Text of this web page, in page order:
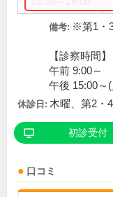
備考: ※第1・
【診察時間】
午前 9:00～
午後 15:00～
休診日: 木曜、第2・
初診受付
口コミ